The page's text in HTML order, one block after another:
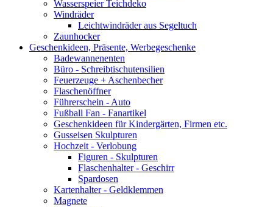
Wasserspeier Teichdeko
Windräder
Leichtwindräder aus Segeltuch
Zaunhocker
Geschenkideen, Präsente, Werbegeschenke
Badewannenenten
Büro - Schreibtischutensilien
Feuerzeuge + Aschenbecher
Flaschenöffner
Führerschein - Auto
Fußball Fan - Fanartikel
Geschenkideen für Kindergärten, Firmen etc.
Gusseisen Skulpturen
Hochzeit - Verlobung
Figuren - Skulpturen
Flaschenhalter - Geschirr
Spardosen
Kartenhalter - Geldklemmen
Magnete